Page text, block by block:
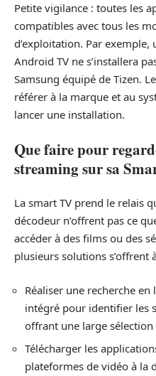
Petite vigilance : toutes les
compatibles avec tous les
d’exploitation. Par
Android TV ne s’installera
Samsung équipé de Tizen.
référer à la marque et au
lancer une installation.
Que faire pour
streaming sur sa
La smart TV prend le relais
décodeur n’offrent pas ce
accéder à des films ou des
plusieurs solutions s’offrent
Réaliser une recherche
intégré pour identifier les
offrant une large
Télécharger les
plateformes de vidéo à la